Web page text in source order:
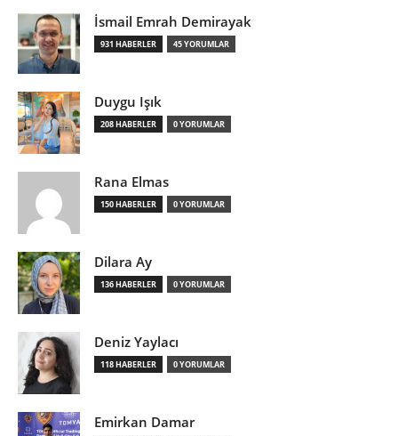
İsmail Emrah Demirayak
931 HABERLER 45 YORUMLAR
Duygu Işık
208 HABERLER 0 YORUMLAR
Rana Elmas
150 HABERLER 0 YORUMLAR
Dilara Ay
136 HABERLER 0 YORUMLAR
Deniz Yaylacı
118 HABERLER 0 YORUMLAR
Emirkan Damar